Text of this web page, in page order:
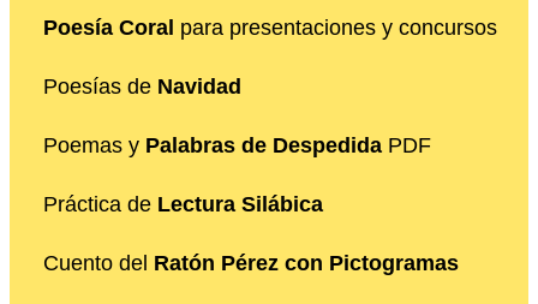
Poesía Coral para presentaciones y concursos
Poesías de Navidad
Poemas y Palabras de Despedida PDF
Práctica de Lectura Silábica
Cuento del Ratón Pérez con Pictogramas